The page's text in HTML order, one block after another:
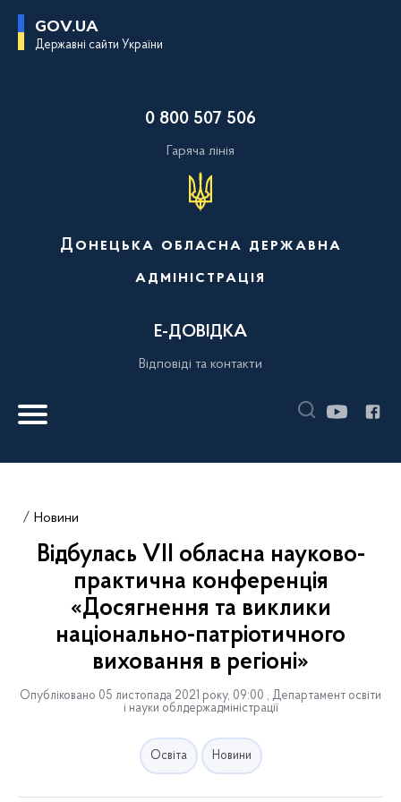
GOV.UA
Державні сайти України
0 800 507 506
Гаряча лінія
Донецька обласна державна
адміністрація
Е-ДОВІДКА
Відповіді та контакти
Новини
Відбулась VІІ обласна науково-
практична конференція
«Досягнення та виклики
національно-патріотичного
виховання в регіоні»
Опубліковано 05 листопада 2021 року, 09:00 , Департамент освіти
і науки облдержадміністрації
Освіта Новини